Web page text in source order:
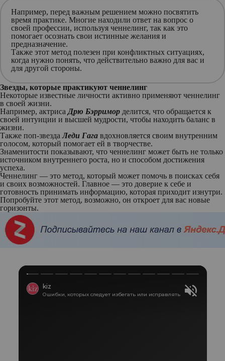
Например, перед важным решением можно посвятить
время практике. Многие находили ответ на вопрос о
своей профессии, используя ченнелинг, так как это
помогает осознать свои истинные желания и
предназначение.
Также этот метод полезен при конфликтных ситуациях,
когда нужно понять, что действительно важно для вас и
для другой стороны.
Звезды, которые практикуют ченнелинг
Некоторые известные личности активно применяют ченнелинг
в своей жизни.
Например, актриса Дрю Бэрримор делится, что обращается к
своей интуиции и высшей мудрости, чтобы находить баланс в
жизни.
Также поп-звездаЛеди Гага вдохновляется своим внутренним
голосом, который помогает ей в творчестве.
Знаменитости показывают, что ченнелинг может быть не только
источником внутреннего роста, но и способом достижения
успеха.
Ченнелинг — это метод, который может помочь в поисках себя
и своих возможностей. Главное — это доверие к себе и
готовность принимать информацию, которая приходит изнутри.
Попробуйте этот метод, возможно, он откроет для вас новые
горизонты.